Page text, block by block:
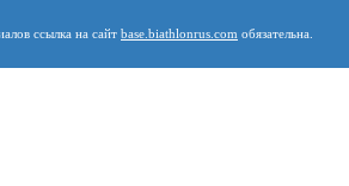
ссылка на сайт base.biathlonrus.com обязательна.